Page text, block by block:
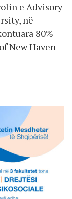
e Advisory
në
80%
New Haven